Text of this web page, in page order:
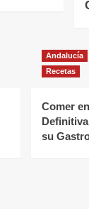
Andalucía
Recetas
Comer
su